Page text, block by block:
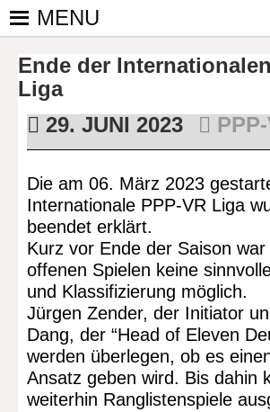
Skip
DEUTSCHLAND
ist der
bundesweite
Zusammenschluss
von
kooperierenden
Vereinen und
Einzelpersonen,
der sich – mit dem
Mittel Tischtennis
– überwiegend
ehrenamtlich um
Personen mit
Parkinson und
deren Angehörige
kümmert.
MENU
Ende der
Liga
29. JUNI 2023
Die am 06. März 2023
Internationale PPP-VR Liga
beendet erklärt.
Kurz vor Ende der Saison
offenen Spielen keine
und Klassifizierung möglich.
Jürgen Zender, der Initiator
Dang, der “Head of Eleven
werden überlegen, ob es
Ansatz geben wird. Bis dahin
weiterhin Ranglistenspiele